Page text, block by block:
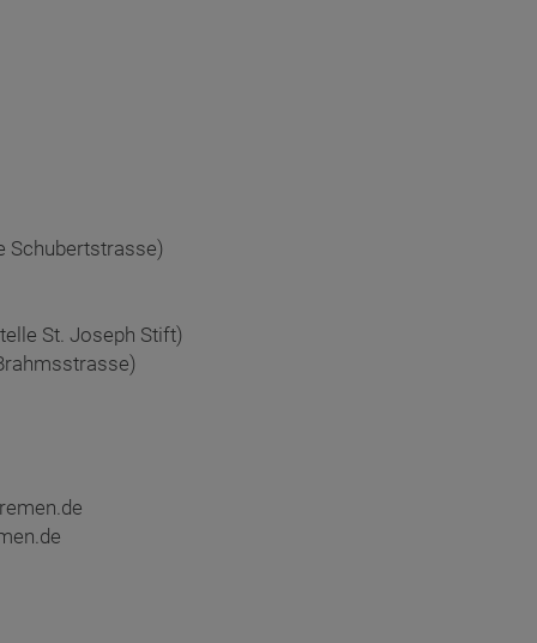
Schubertstrasse)
St. Joseph Stift)